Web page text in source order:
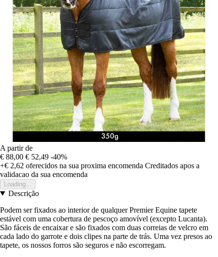
A partir de
€ 88,00 € 52,49 -40%
+€ 2,62 oferecidos na sua proxima encomenda Creditados apos a
validacao da sua encomenda
Loading...
Descrição
Podem ser fixados ao interior de qualquer Premier Equine tapete
estável com uma cobertura de pescoço amovível (excepto Lucanta).
São fáceis de encaixar e são fixados com duas correias de velcro em
cada lado do garrote e dois clipes na parte de trás. Uma vez presos ao
tapete, os nossos forros são seguros e não escorregam.